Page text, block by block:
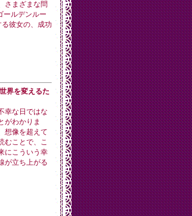
さまざまな問
ールデンルー
彼女の、成功
界を変えるた
幸な日ではな
がわかりま
想像を超えて
むことで、こ
にこういう幸
が立ち上がる